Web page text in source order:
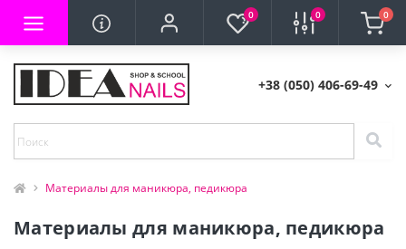
0 0 0
+38 (050) 406-69-49
Материалы для маникюра, педикюра
Материалы для маникюра, педикюра